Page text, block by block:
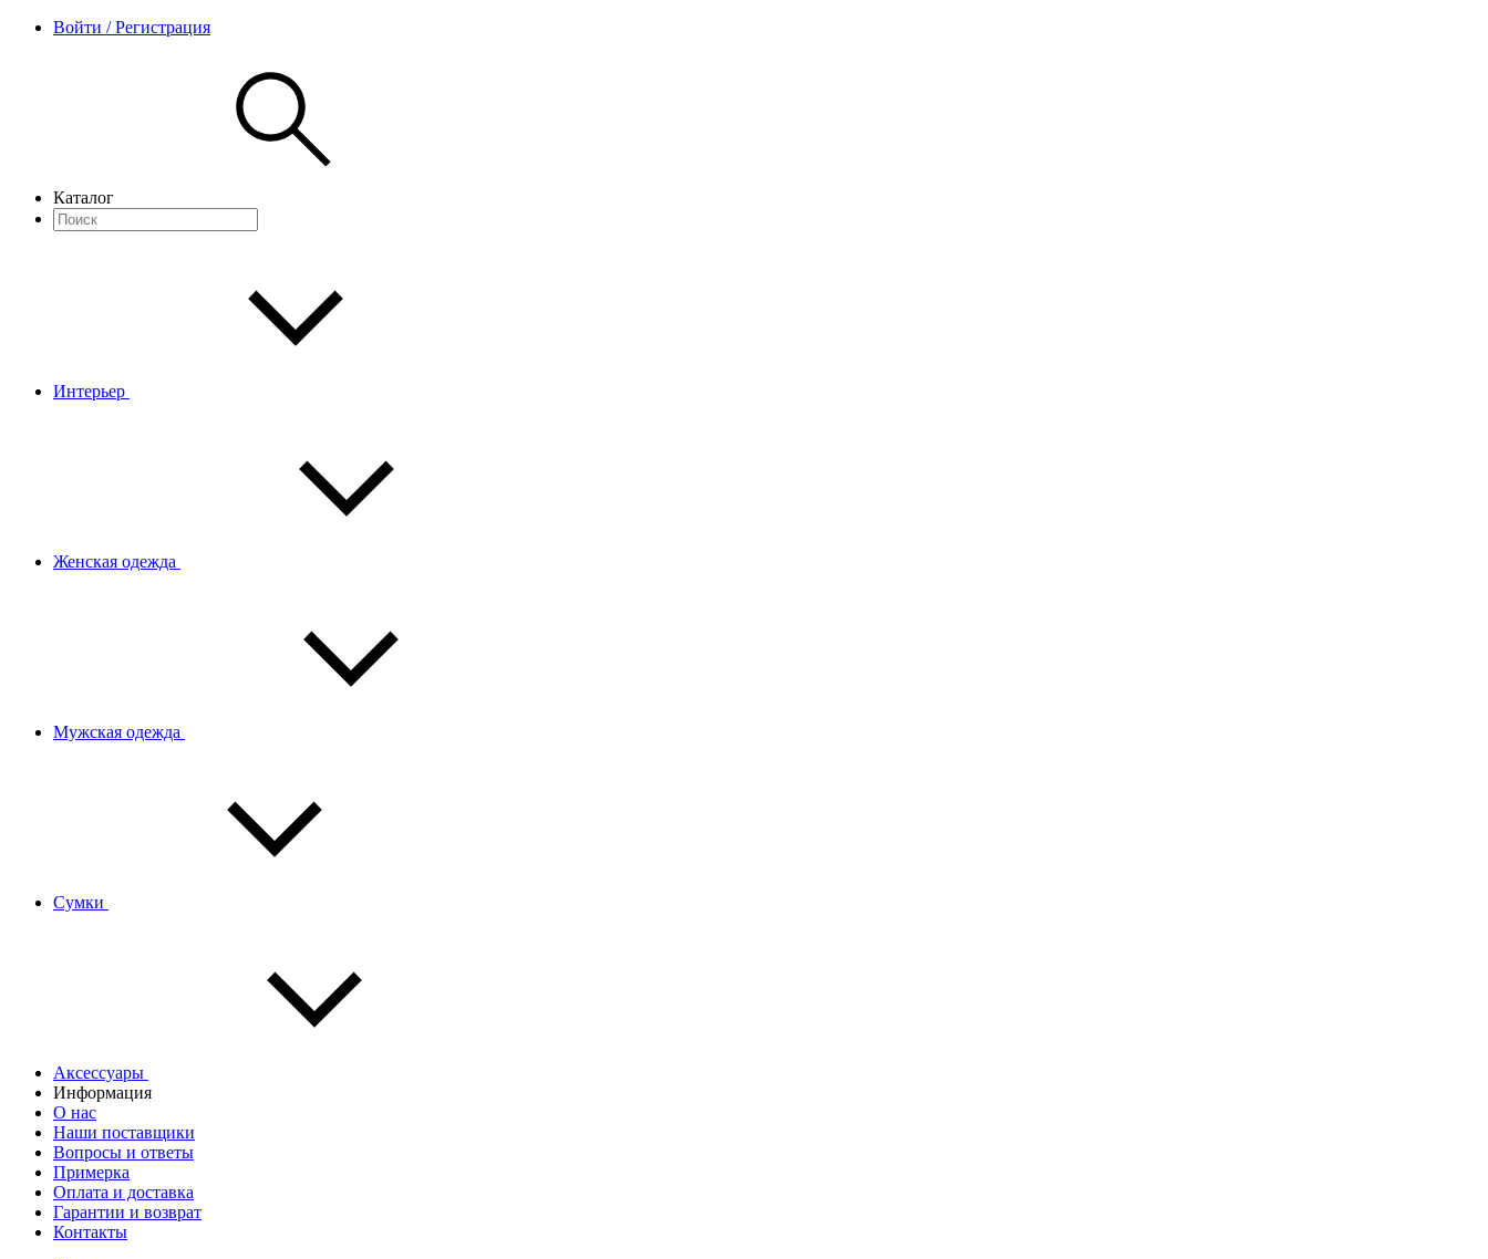
Войти / Регистрация
Каталог
Интерьер
Женская одежда
Мужская одежда
Сумки
Аксессуары
Информация
О нас
Наши поставщики
Вопросы и ответы
Примерка
Оплата и доставка
Гарантии и возврат
Контакты